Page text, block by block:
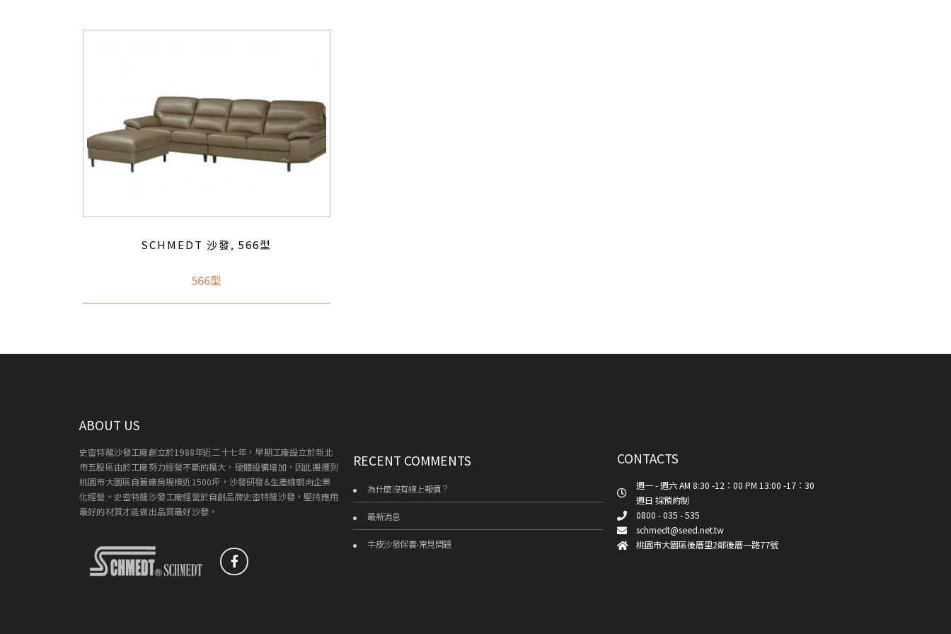
SCHMEDT 沙發,566型
566型
ABOUT US
史密特龍沙發工廠創立於1988年近二十七年，早期工廠設立於新北
市五股區由於工廠努力經營不斷的擴大，硬體設備增加，因此搬遷到
桃園市大園區自蓋廠房規模近1500坪，沙發研發&生產線朝向企業
化經營。史密特龍沙發工廠經營於自創品牌史密特龍沙發，堅持應用
最好的材質才能做出品質最好沙發。
RECENT COMMENTS
為什麼沒有線上報價？
最新消息
牛皮沙發保養-常見問題
CONTACTS
週一 - 週六 AM 8:30 -12：00 PM 13:00 -17：30
週日 採預約制
0800 - 035 - 535
schmedt@seed.net.tw
桃園市大園區後厝里2鄰後厝一路77號